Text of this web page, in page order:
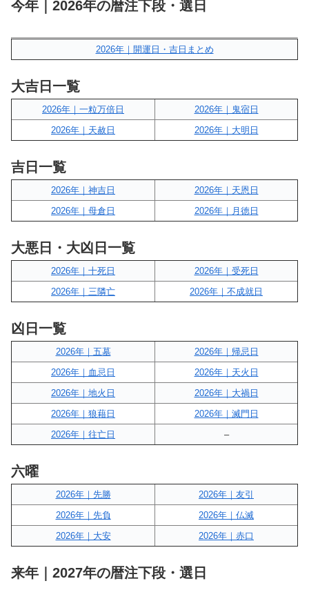
今年｜2026年の暦注下段・選日
2026年｜開運日・吉日まとめ
大吉日一覧
2026年｜一粒万倍日
2026年｜鬼宿日
2026年｜天赦日
2026年｜大明日
吉日一覧
2026年｜神吉日
2026年｜天恩日
2026年｜母倉日
2026年｜月徳日
大悪日・大凶日一覧
2026年｜十死日
2026年｜受死日
2026年｜三隣亡
2026年｜不成就日
凶日一覧
2026年｜五墓
2026年｜帰忌日
2026年｜血忌日
2026年｜天火日
2026年｜地火日
2026年｜大禍日
2026年｜狼藉日
2026年｜滅門日
2026年｜往亡日
–
六曜
2026年｜先勝
2026年｜友引
2026年｜先負
2026年｜仏滅
2026年｜大安
2026年｜赤口
来年｜2027年の暦注下段・選日